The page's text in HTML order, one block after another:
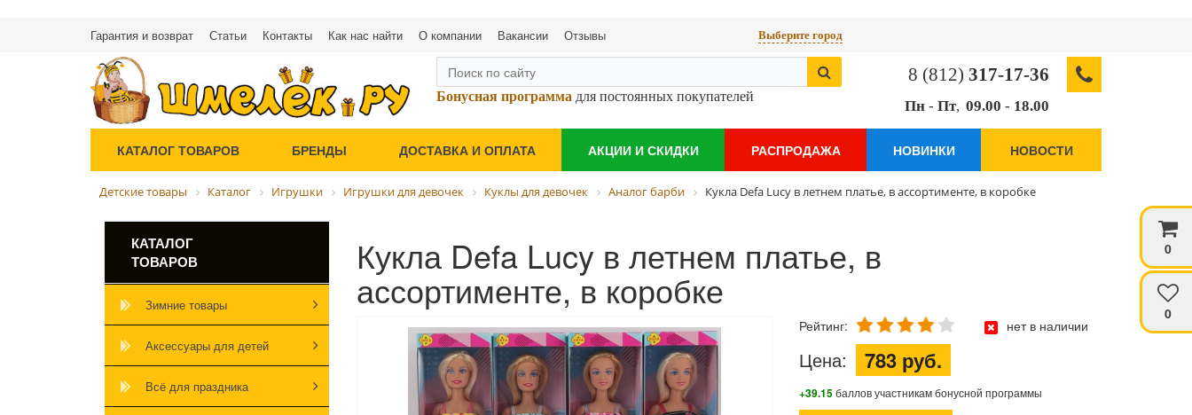
Гарантия и возврат Статьи Контакты Как нас найти О компании Вакансии Отзывы
0
0
Выберите город
Бонусная программа для постоянных покупателей
8 (812) 317-17-36
Пн - Пт, 09.00 - 18.00
КАТАЛОГ ТОВАРОВ БРЕНДЫ ДОСТАВКА И ОПЛАТА АКЦИИ И СКИДКИ РАСПРОДАЖА НОВИНКИ НОВОСТИ
Детские товары Каталог Игрушки Игрушки для девочек Куклы для девочек Аналог барби Кукла Defa Lucy в летнем платье, в ассортименте, в коробке
КАТАЛОГ
ТОВАРОВ
Зимние товары
Аксессуары для детей
Всё для праздника
Кукла Defa Lucy в летнем платье, в
ассортименте, в коробке
Рейтинг: нет в наличии
Цена: 783 руб.
+39.15баллов участникам бонусной программы